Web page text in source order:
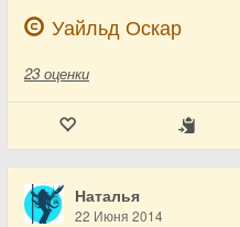
Уайльд Оскар
23 оценки
Наталья
22 Июня 2014